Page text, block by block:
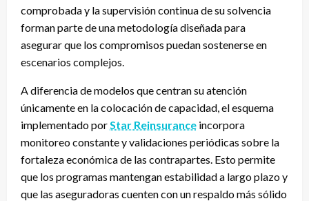
comprobada y la supervisión continua de su solvencia
forman parte de una metodología diseñada para
asegurar que los compromisos puedan sostenerse en
escenarios complejos.
A diferencia de modelos que centran su atención
únicamente en la colocación de capacidad, el esquema
implementado por Star Reinsurance incorpora
monitoreo constante y validaciones periódicas sobre la
fortaleza económica de las contrapartes. Esto permite
que los programas mantengan estabilidad a largo plazo y
que las aseguradoras cuenten con un respaldo más sólido